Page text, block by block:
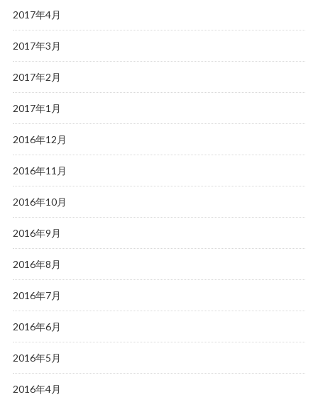
2017年4月
2017年3月
2017年2月
2017年1月
2016年12月
2016年11月
2016年10月
2016年9月
2016年8月
2016年7月
2016年6月
2016年5月
2016年4月